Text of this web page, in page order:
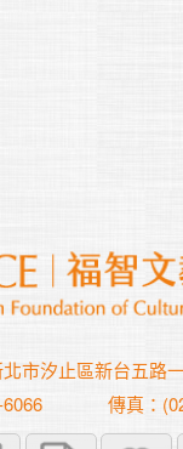
市汐止區新台五路
傳真：